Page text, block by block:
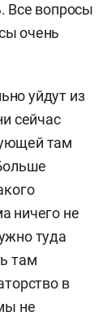
Все вопросы
очень
уйдут из
сейчас
там
ничего не
туда
там
в
не